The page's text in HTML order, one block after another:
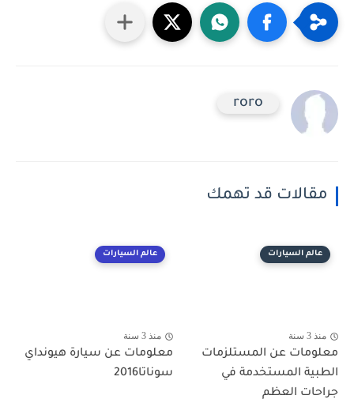
roro
مقالات قد تهمك
عالم السيارات
منذ 3 سنة
معلومات عن المستلزمات
الطبية المستخدمة في
جراحات العظم
عالم السيارات
منذ 3 سنة
معلومات عن سيارة هيونداي
سوناتا2016